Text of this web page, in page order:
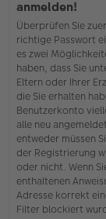
anmelden!
Überprüfen Sie
richtige Passwort
es zwei
haben, dass Sie
Eltern oder Ihrer
die Sie erhalten
Benutzerkonto
alle neu
entweder müssen
der Registrierung
oder nicht. Wenn
enthaltenen
Adresse korrekt
Filter blockiert